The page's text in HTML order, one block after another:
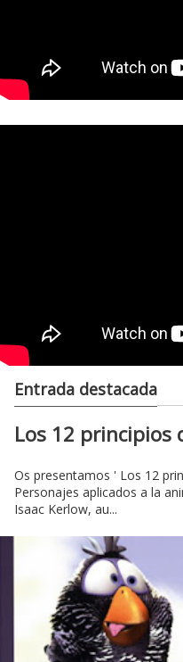
Entrada destacada
Los 12 principios
Os presentamos ' Los 12
Personajes aplicados a la
Isaac Kerlow, au...